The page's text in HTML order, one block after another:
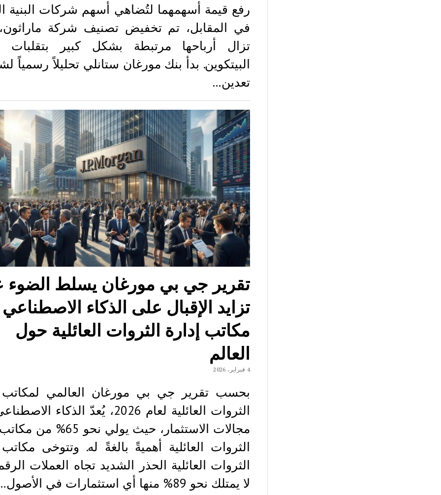
رفع قيمة أسهمهما لتُضاهي أسهم شركات البنية
في المقابل، تم تخفيض تصنيف شركة ماراثون،
تزال أرباحها مرتبطة بشكل كبير بتقلبات
البيتكوين. بدأ بنك مورغان ستانلي تحليلاً رسمياً
تعدين…
تقرير جي بي مورغان يسلط الضوء
تزايد الإقبال على الذكاء
مكاتب إدارة الثروات العائلية حول
العالم
4 فبراير، 2026
بحسب تقرير جي بي مورغان العالمي لمكاتب
الثروات العائلية لعام 2026، يُعدّ الذكاء
مجالات الاستثمار، حيث يولي نحو
الثروات العائلية أهميةً بالغةً له. وتتوخى
الثروات العائلية الحذر الشديد تجاه العملات
لا يمتلك نحو 89% منها أي استثمارات في الأصول…